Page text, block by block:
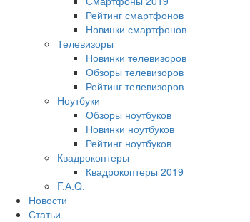
Рейтинг смартфонов
Новинки смартфонов
Телевизоры
Новинки телевизоров
Обзоры телевизоров
Рейтинг телевизоров
Ноутбуки
Обзоры ноутбуков
Новинки ноутбуков
Рейтинг ноутбуков
Квадрокоптеры
Квадрокоптеры 2019
F.А.Q.
Новости
Статьи